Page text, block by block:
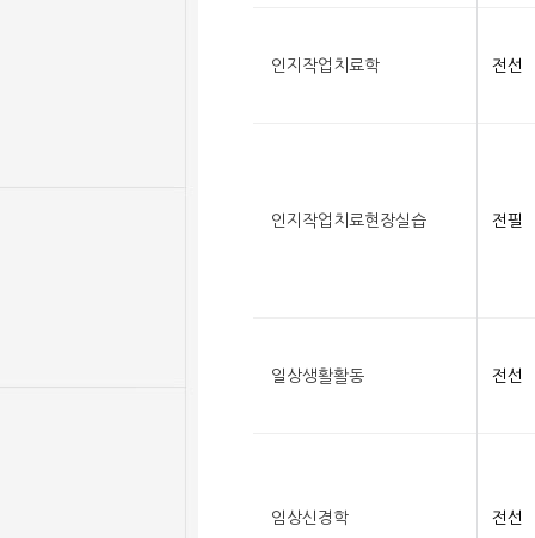
인지작업치료학 전선
인지작업치료현장실습 전필
일상생활활동 전선
임상신경학 전선